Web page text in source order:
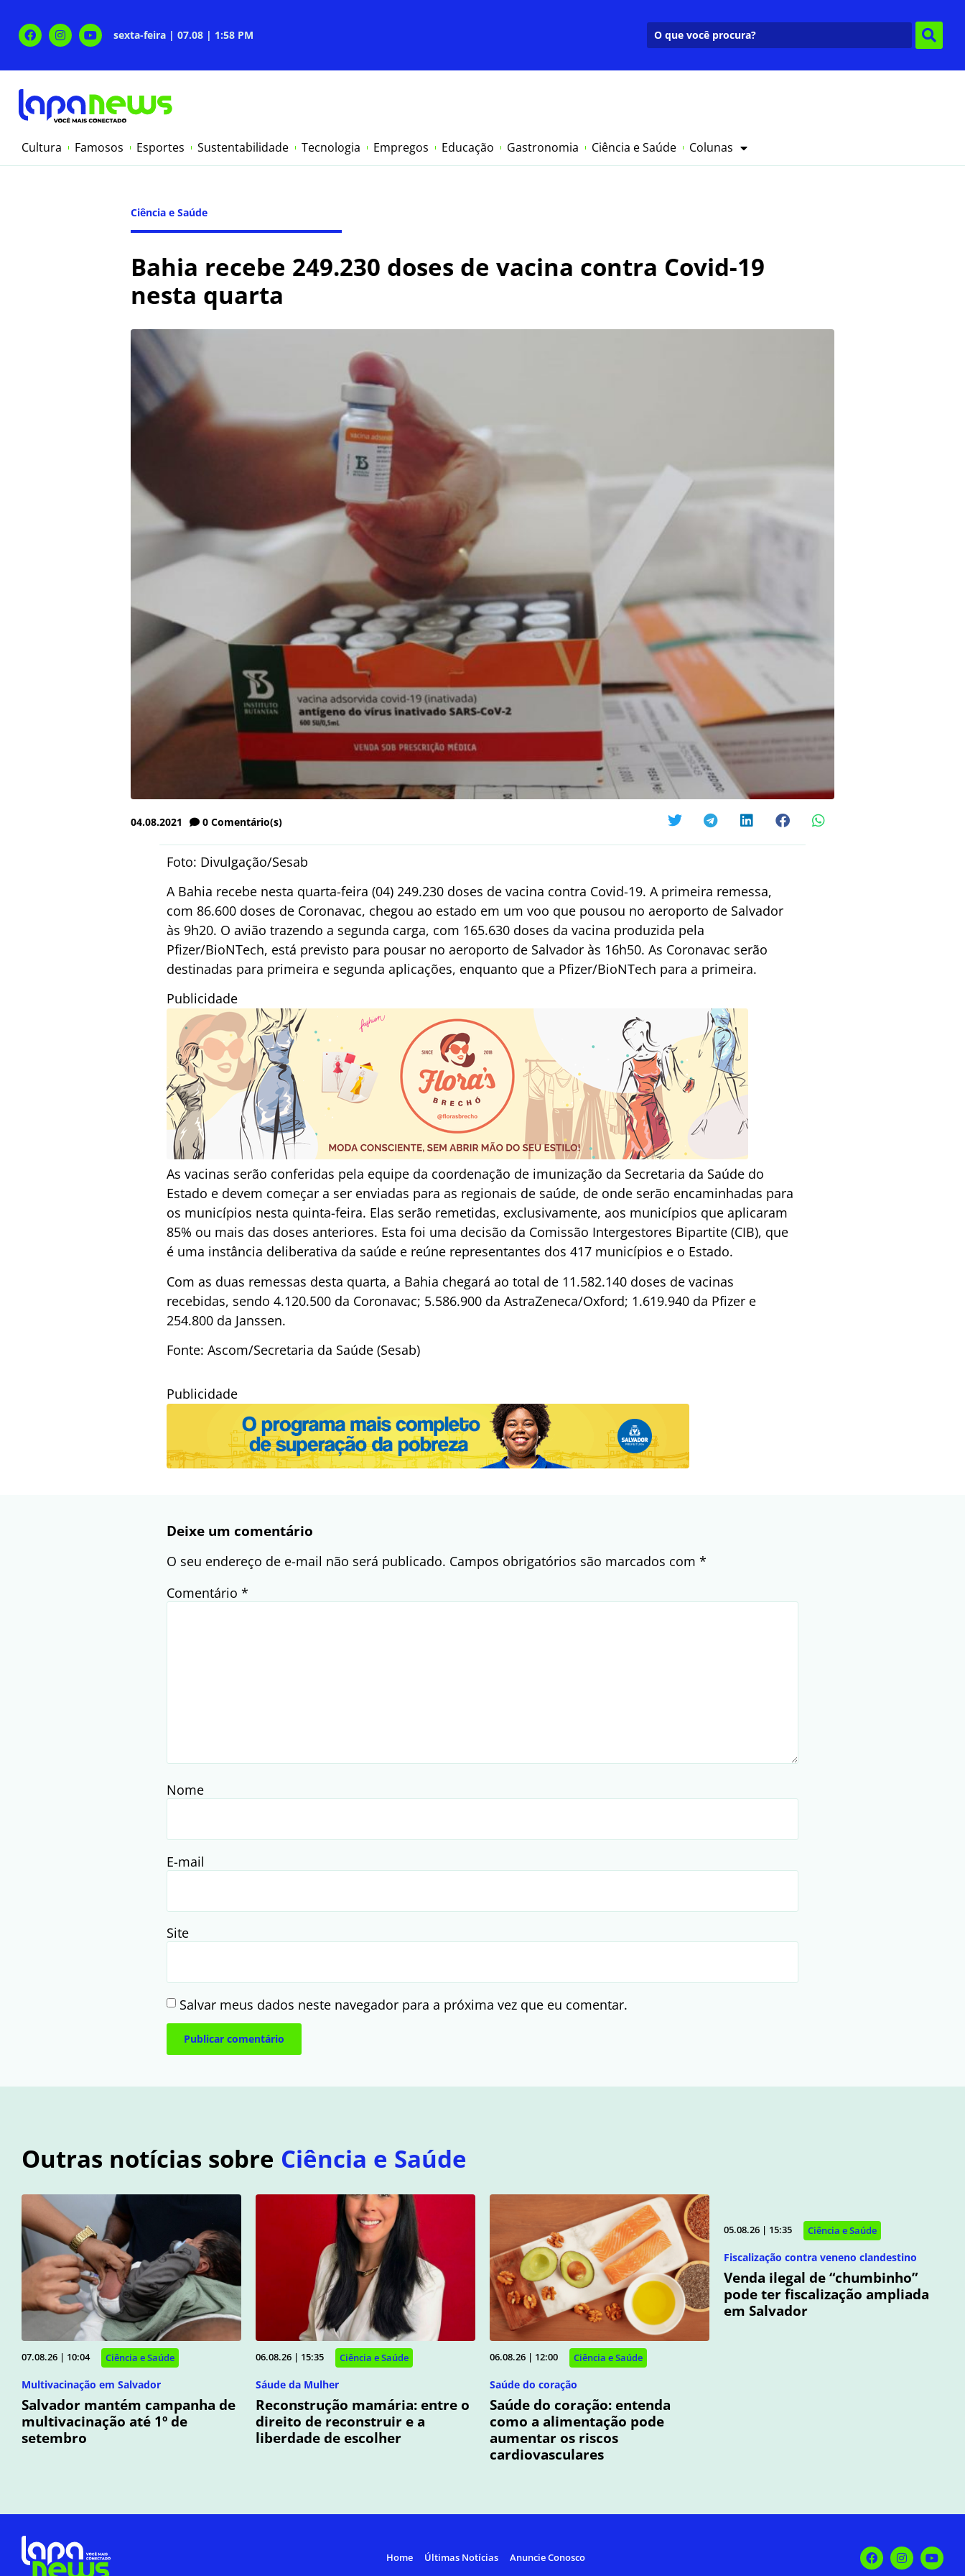
sexta-feira | 07.08 | 1:58 PM
Cultura Famosos Esportes Sustentabilidade Tecnologia Empregos Educação Gastronomia Ciência e Saúde Colunas
Ciência e Saúde
Bahia recebe 249.230 doses de vacina contra Covid-19
nesta quarta
04.08.2021 0 Comentário(s)
Foto: Divulgação/Sesab
A Bahia recebe nesta quarta-feira (04) 249.230 doses de vacina contra Covid-19. A primeira remessa,
com 86.600 doses de Coronavac, chegou ao estado em um voo que pousou no aeroporto de Salvador
às 9h20. O avião trazendo a segunda carga, com 165.630 doses da vacina produzida pela
Pfizer/BioNTech, está previsto para pousar no aeroporto de Salvador às 16h50. As Coronavac serão
destinadas para primeira e segunda aplicações, enquanto que a Pfizer/BioNTech para a primeira.
Publicidade
As vacinas serão conferidas pela equipe da coordenação de imunização da Secretaria da Saúde do
Estado e devem começar a ser enviadas para as regionais de saúde, de onde serão encaminhadas para
os municípios nesta quinta-feira. Elas serão remetidas, exclusivamente, aos municípios que aplicaram
85% ou mais das doses anteriores. Esta foi uma decisão da Comissão Intergestores Bipartite (CIB), que
é uma instância deliberativa da saúde e reúne representantes dos 417 municípios e o Estado.
Com as duas remessas desta quarta, a Bahia chegará ao total de 11.582.140 doses de vacinas
recebidas, sendo 4.120.500 da Coronavac; 5.586.900 da AstraZeneca/Oxford; 1.619.940 da Pfizer e
254.800 da Janssen.
Fonte: Ascom/Secretaria da Saúde (Sesab)
Publicidade
Deixe um comentário
O seu endereço de e-mail não será publicado. Campos obrigatórios são marcados com *
Comentário *
Nome
E-mail
Site
Salvar meus dados neste navegador para a próxima vez que eu comentar.
Outras notícias sobre Ciência e Saúde
07.08.26 | 10:04 Ciência e Saúde
Multivacinação em Salvador
Salvador mantém campanha de
multivacinação até 1º de
setembro
06.08.26 | 15:35 Ciência e Saúde
Sáude da Mulher
Reconstrução mamária: entre o
direito de reconstruir e a
liberdade de escolher
06.08.26 | 12:00 Ciência e Saúde
Saúde do coração
Saúde do coração: entenda
como a alimentação pode
aumentar os riscos
cardiovasculares
05.08.26 | 15:35 Ciência e Saúde
Fiscalização contra veneno clandestino
Venda ilegal de “chumbinho”
pode ter fiscalização ampliada
em Salvador
Home Últimas Notícias Anuncie Conosco